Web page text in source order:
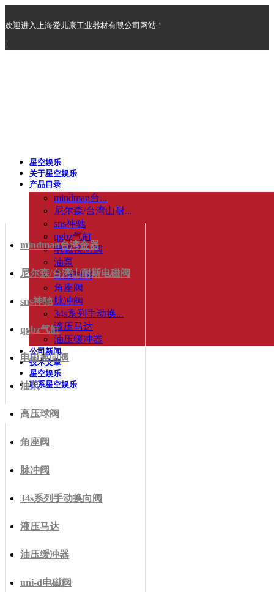
欢迎进入上海爱儿康工业器材有限公司网站！
|
星空娱乐
关于星空娱乐
产品目录
mindman台...
尼尔森/台湾山耐...
sns神驰
qgbz气缸
电磁换向阀
油泵
高压球阀
角座阀
脉冲阀
34s系列手动换...
液压马达
油压缓冲器
公司新闻
技术文章
星空娱乐
联系星空娱乐
mindman台湾金器
尼尔森/台湾山耐斯电磁阀
sns神驰
qgbz气缸
电磁换向阀
油泵
高压球阀
角座阀
脉冲阀
34s系列手动换向阀
液压马达
油压缓冲器
uni-d电磁阀